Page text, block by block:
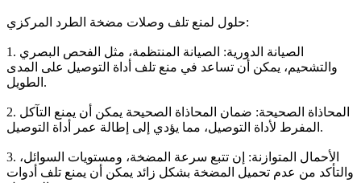
حلول لمنع تلف وصلات مضخة الطرد المركزي:
1. الصيانة الدورية: الصيانة المنتظمة، مثل الفحص البصري
والتشحيم، يمكن أن تساعد في منع تلف أداة التوصيل على المدى
الطويل.
2. المحاذاة الصحيحة: ضمان المحاذاة الصحيحة يمكن أن يمنع التآكل
المفرط لأداة التوصيل، مما يؤدي إلى إطالة عمر أداة التوصيل.
3. الأحمال المتوازنة: إن تتبع سرعة المضخة، ومستويات السوائل،
والتأكد من عدم تحميل المضخة بشكل زائد يمكن أن يمنع تلف أدوات